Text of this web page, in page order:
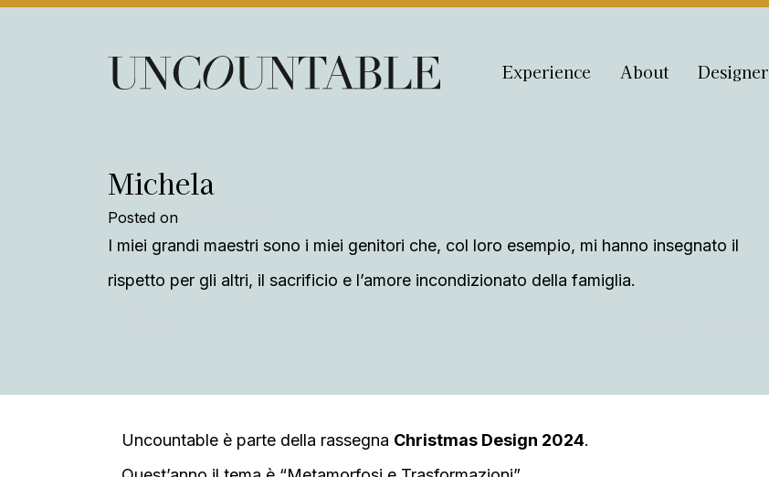
Main Navigation Experience About Designer
Michela
Posted on
I miei grandi maestri sono i miei genitori che, col loro esempio, mi hanno insegnato il
rispetto per gli altri, il sacrificio e l’amore incondizionato della famiglia.
Uncountable è parte della rassegna Christmas Design 2024.